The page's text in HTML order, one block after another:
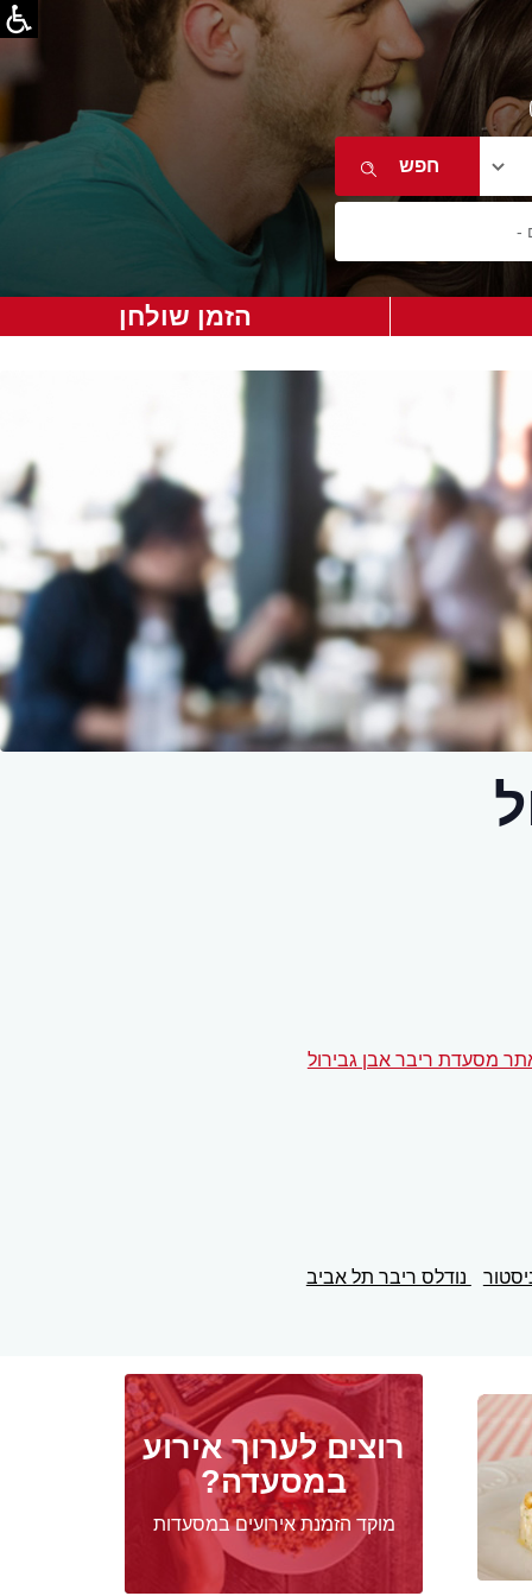
הזמן שולחן
מסעדת ריבר אבן גבירול
נודלס ריבר תל אביב
רוצים לערוך אירוע
במסעדה?
מוקד הזמנת אירועים במסעדות